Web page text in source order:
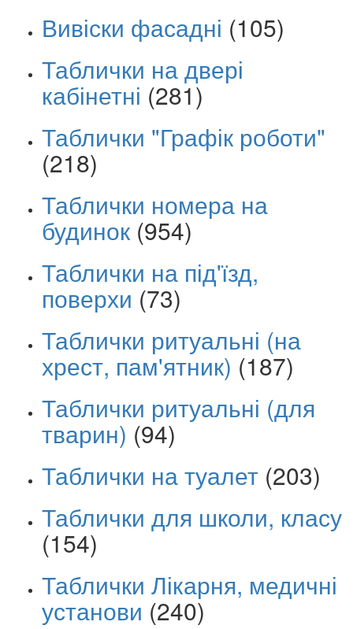
Вивіски фасадні (105)
Таблички на двері
кабінетні (281)
Таблички "Графік роботи"
(218)
Таблички номера на
будинок (954)
Таблички на під'їзд,
поверхи (73)
Таблички ритуальні (на
хрест, пам'ятник) (187)
Таблички ритуальні (для
тварин) (94)
Таблички на туалет (203)
Таблички для школи, класу
(154)
Таблички Лікарня, медичні
установи (240)